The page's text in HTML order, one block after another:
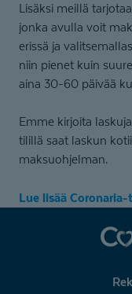
Lisäksi meillä
jonka avulla voit
erissä ja
niin pienet kuin
aina 30-60 päivää
Emme kirjoita
tilillä saat laskun
maksuohjelman.
Lue lisää